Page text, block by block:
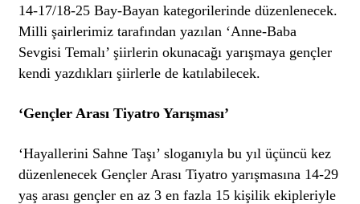
14-17/18-25 Bay-Bayan kategorilerinde düzenlenecek.
Milli şairlerimiz tarafından yazılan ‘Anne-Baba
Sevgisi Temalı’ şiirlerin okunacağı yarışmaya gençler
kendi yazdıkları şiirlerle de katılabilecek.
‘Gençler Arası Tiyatro Yarışması’
‘Hayallerini Sahne Taşı’ sloganıyla bu yıl üçüncü kez
düzenlenecek Gençler Arası Tiyatro yarışmasına 14-29
yaş arası gençler en az 3 en fazla 15 kişilik ekipleriyle